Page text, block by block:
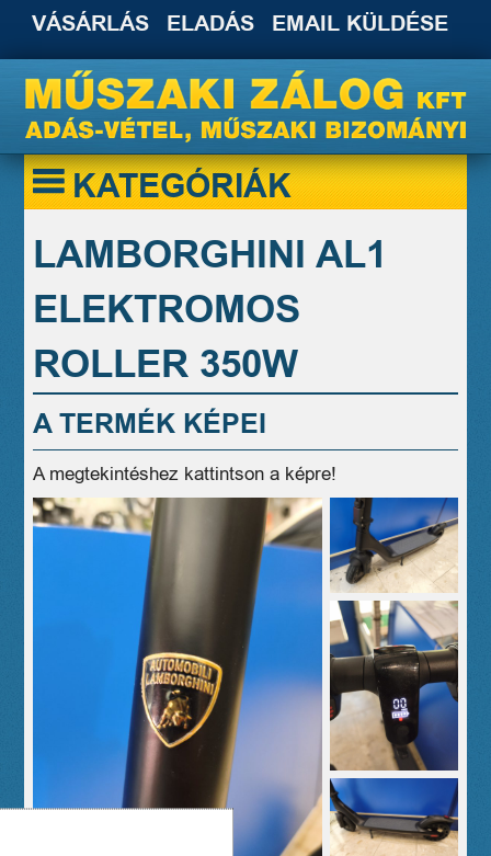
VÁSÁRLÁS ELADÁS EMAIL KÜLDÉSE
KATEGÓRIÁK
LAMBORGHINI AL1
ELEKTROMOS
ROLLER 350W
A TERMÉK KÉPEI
A megtekintéshez kattintson a képre!